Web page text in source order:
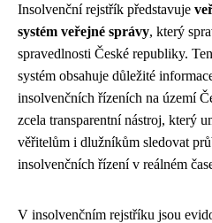
Insolvenční rejstřík představuje
systém veřejné správy, který
spravedlnosti České republiky.
systém obsahuje důležité
insolvenčních řízeních na území
zcela transparentní nástroj, který
věřitelům i dlužníkům sledovat
insolvenčních řízení v reálném
V insolvenčním rejstříku jsou